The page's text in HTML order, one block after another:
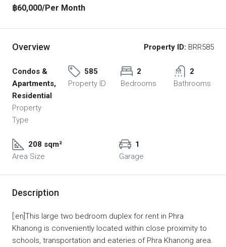
฿60,000/Per Month
Overview Property ID: BRR585
Condos &
Apartments,
Residential
Property
Type
585
Property ID
2
Bedrooms
2
Bathrooms
208 sqm²
Area Size
1
Garage
Description
[:en]This large two bedroom duplex for rent in Phra
Khanong is conveniently located within close proximity to
schools, transportation and eateries of Phra Khanong area.